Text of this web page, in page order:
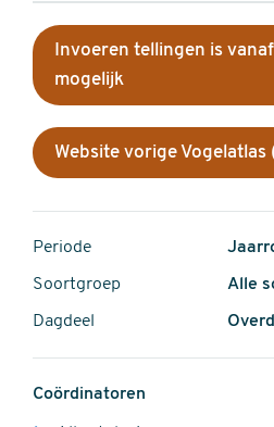
Invoeren tellingen is
mogelijk
Website vorige Vogelatlas
Periode
Soortgroep Alle
Dagdeel
Coördinatoren